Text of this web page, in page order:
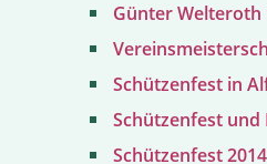
Günter Welteroth
Schützenfest in
Schützenfest und
Schützenfest